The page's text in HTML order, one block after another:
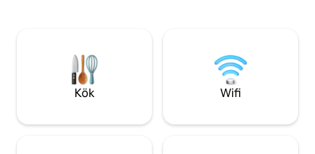
påfrestningarna från strömmen i
Watamu bör påverka dig mindre. Vi
tillhandahåller schampo, balsam,
duschtvål, handtvål och body lotion.
tillgängliga
minuters bilresa
solnedgångar
Ken Snake Farm
Watamu Golf-
Kök Wifi